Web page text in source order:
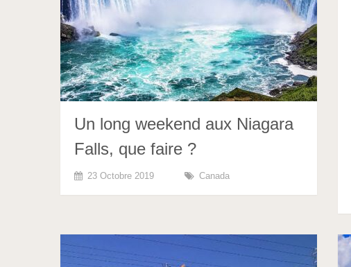
Un long weekend aux Niagara
Falls, que faire ?
23 Octobre 2019 Canada